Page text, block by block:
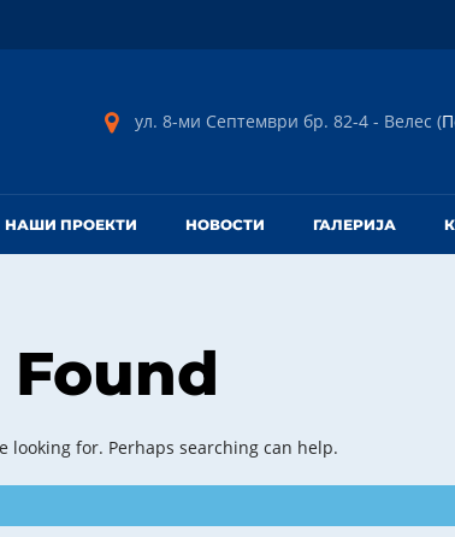
ул. 8-ми Септември бр. 82-4 - Велес (
НАШИ ПРОЕКТИ НОВОСТИ ГАЛЕРИЈА
looking for. Perhaps searching can help.